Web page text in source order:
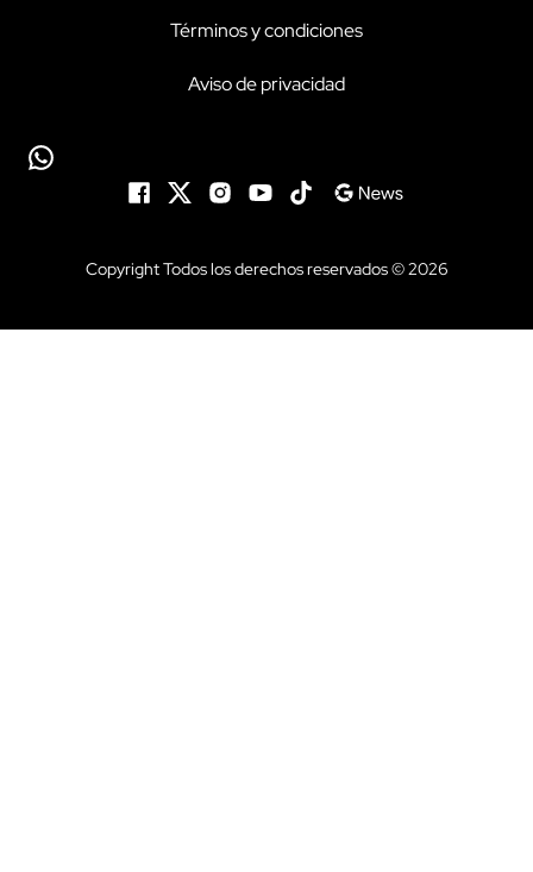
Términos y condiciones
Aviso de privacidad
Copyright Todos los derechos reservados © 2026